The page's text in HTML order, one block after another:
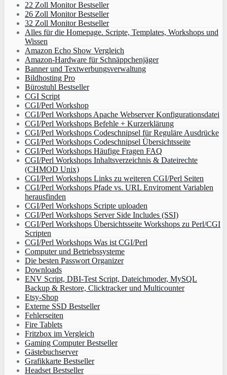
22 Zoll Monitor Bestseller
26 Zoll Monitor Bestseller
32 Zoll Monitor Bestseller
Alles für die Homepage. Scripte, Templates, Workshops und
Wissen
Amazon Echo Show Vergleich
Amazon-Hardware für Schnäppchenjäger
Banner und Textwerbungsverwaltung
Bildhosting Pro
Bürostuhl Bestseller
CGI Script
CGI/Perl Workshop
CGI/Perl Workshops Apache Webserver Konfigurationsdatei
CGI/Perl Workshops Befehle + Kurzerklärung
CGI/Perl Workshops Codeschnipsel für Reguläre Ausdrücke
CGI/Perl Workshops Codeschnipsel Übersichtsseite
CGI/Perl Workshops Häufige Fragen FAQ
CGI/Perl Workshops Inhaltsverzeichnis & Dateirechte
(CHMOD Unix)
CGI/Perl Workshops Links zu weiteren CGI/Perl Seiten
CGI/Perl Workshops Pfade vs. URL Enviroment Variablen
herausfinden
CGI/Perl Workshops Scripte uploaden
CGI/Perl Workshops Server Side Includes (SSI)
CGI/Perl Workshops Übersichtsseite Workshops zu Perl/CGI
Scripten
CGI/Perl Workshops Was ist CGI/Perl
Computer und Betriebssysteme
Die besten Passwort Organizer
Downloads
ENV Script, DBI-Test Script, Dateichmoder, MySQL
Backup & Restore, Clicktracker und Multicounter
Etsy-Shop
Externe SSD Bestseller
Fehlerseiten
Fire Tablets
Fritzbox im Vergleich
Gaming Computer Bestseller
Gästebuchserver
Grafikkarte Bestseller
Headset Bestseller